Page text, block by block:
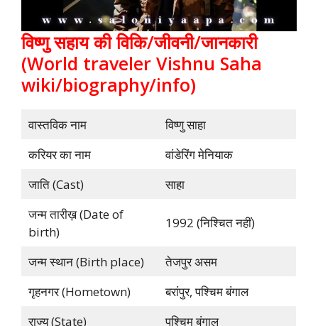
विष्णु सहाय की विकि/जीवनी/जानकारी
(World traveler Vishnu Saha
wiki/biography/info)
वास्तविक नाम
विष्णु साहा
करियर का नाम
वांडेरिंग मेनियाक
जाति (Cast)
साहा
जन्म तारीख़ (Date of
birth)
1992 (निश्चित नहीं)
जन्म स्थान (Birth place)
तेजपुर असम
गृहनगर (Hometown)
बरांपुर, पश्चिम बंगाल
राज्य (State)
पश्चिम बंगाल